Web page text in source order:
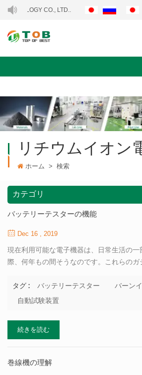
CO., LTD..
リチウムイオン
ホーム > 検索
カテゴリ
バッテリーテスターの機能
Dec 16 , 2019
現在利用可能な電子機器は、日常生活の
際、何年もの間そうなのです。これらの
がはるかに速く完了しました。今日使用さ
用な製品の1つは電気技師の試験装置です
カテゴリに分類できます。一般的に使用さ
インテスト機器、バッテリーテスター、バ
まな種類のテスターの詳細です。 バーン
タグ : バッテリーテスター
バーン
自動試験装置
続きを読む
巻線機の理解